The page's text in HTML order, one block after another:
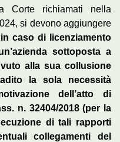
Corte richiamati nella
si devono aggiungere
in caso di licenziamento
sottoposta a
alla sua collusione
la sola necessità
dell’atto di
n. 32404/2018 (per la
di tali rapporti
collegamenti del